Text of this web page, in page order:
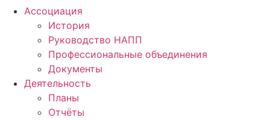
Ассоциация
История
Руководство НАПП
Профессиональные объединения
Документы
Деятельность
Планы
Отчёты